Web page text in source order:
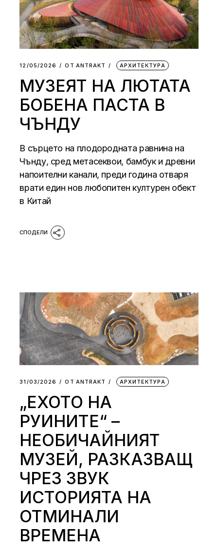
12/05/2026 ОТ АNTRAKT АРХИТЕКТУРА
МУЗЕЯТ НА ЛЮТАТА
БОБЕНА ПАСТА В
ЧЪНДУ
В сърцето на плодородната равнина на
Чънду, сред метасеквои, бамбук и древни
напоителни канали, преди година отваря
врати един нов любопитен културен обект
в Китай
31/03/2026 ОТ АNTRAKT АРХИТЕКТУРА
„ЕХОТО НА
РУИНИТЕ“ –
НЕОБИЧАЙНИЯТ
МУЗЕЙ, РАЗКАЗВАЩ
ЧРЕЗ ЗВУК
ИСТОРИЯТА НА
ОТМИНАЛИ
ВРЕМЕНА